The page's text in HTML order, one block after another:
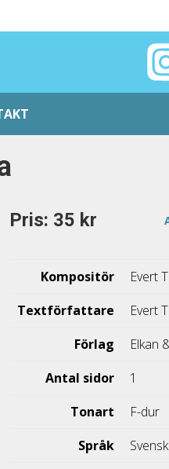
Pris: 35 kr
Kompositör
Evert
Textförfattare
Evert
Förlag
Elkan
Antal sidor
1
Tonart
F-dur
Språk